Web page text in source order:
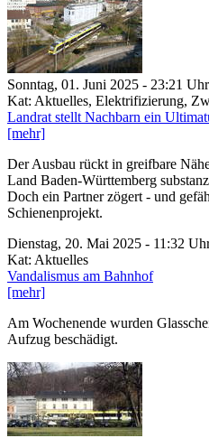
Sonntag, 01. Juni 2025 - 23:21 Uhr
Kat: Aktuelles, Elektrifizierung,
Landrat stellt Nachbarn ein
[mehr]
Der Ausbau rückt in greifbare
Land Baden-Württemberg
Doch ein Partner zögert - und
Schienenprojekt.
Dienstag, 20. Mai 2025 - 11:32
Kat: Aktuelles
Vandalismus am Bahnhof
[mehr]
Am Wochenende wurden
Aufzug beschädigt.